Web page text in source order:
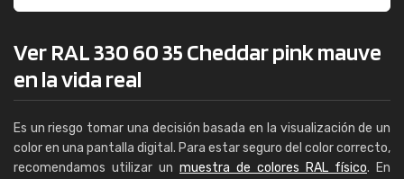
Ver RAL 330 60 35 Cheddar pink mauve
en la vida real
Es un riesgo tomar una decisión basada en la visualización de un
color en una pantalla digital. Para estar seguro del color correcto,
recomendamos utilizar un muestra de colores RAL físico. En